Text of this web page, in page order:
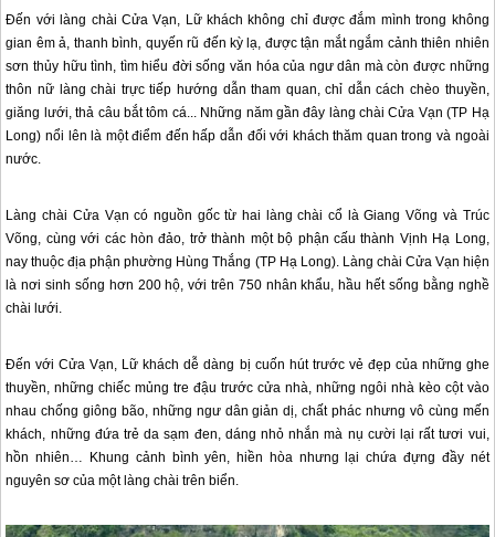
Đến với làng chài Cửa Vạn, Lữ khách không chỉ được đắm mình trong không
gian êm ả, thanh bình, quyến rũ đến kỳ lạ, được tận mắt ngắm cảnh thiên nhiên
sơn thủy hữu tình, tìm hiểu đời sống văn hóa của ngư dân mà còn được những
thôn nữ làng chài trực tiếp hướng dẫn tham quan, chỉ dẫn cách chèo thuyền,
giăng lưới, thả câu bắt tôm cá... Những năm gần đây làng chài Cửa Vạn (TP Hạ
Long) nổi lên là một điểm đến hấp dẫn đối với khách thăm quan trong và ngoài
nước.
Làng chài Cửa Vạn có nguồn gốc từ hai làng chài cổ là Giang Võng và Trúc
Võng, cùng với các hòn đảo, trở thành một bộ phận cấu thành Vịnh Hạ Long,
nay thuộc địa phận phường Hùng Thắng (TP Hạ Long). Làng chài Cửa Vạn hiện
là nơi sinh sống hơn 200 hộ, với trên 750 nhân khẩu, hầu hết sống bằng nghề
chài lưới.
Đến với Cửa Vạn, Lữ khách dễ dàng bị cuốn hút trước vẻ đẹp của những ghe
thuyền, những chiếc mủng tre đậu trước cửa nhà, những ngôi nhà kèo cột vào
nhau chống giông bão, những ngư dân giản dị, chất phác nhưng vô cùng mến
khách, những đứa trẻ da sạm đen, dáng nhỏ nhắn mà nụ cười lại rất tươi vui,
hồn nhiên… Khung cảnh bình yên, hiền hòa nhưng lại chứa đựng đầy nét
nguyên sơ của một làng chài trên biển.